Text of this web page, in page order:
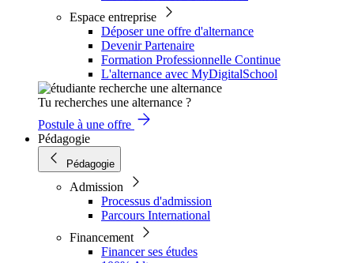
Espace entreprise
Déposer une offre d'alternance
Devenir Partenaire
Formation Professionnelle Continue
L'alternance avec MyDigitalSchool
Tu recherches une alternance ?
Postule à une offre
Pédagogie
Pédagogie
Admission
Processus d'admission
Parcours International
Financement
Financer ses études